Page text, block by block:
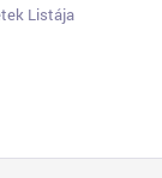
Listája